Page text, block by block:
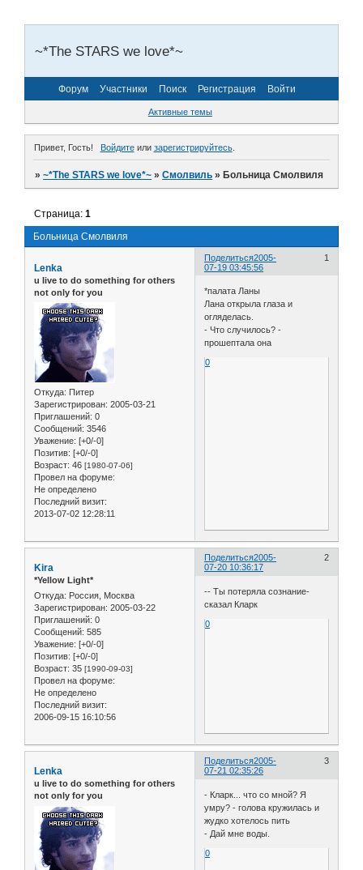
~*The STARS we love*~
Форум Участники Поиск Регистрация Войти
Активные темы
Привет, Гость! Войдитеили зарегистрируйтесь.
»~*The STARS we love*~ »Смолвиль »Больница Смолвиля
Больница Смолвиля
Страница:1
Поделиться 1
2005-
07-19 03:45:56
Lenka
u live to do something for others
not only for you
Откуда: Питер
Зарегистрирован: 2005-03-21
Приглашений: 0
Сообщений: 3546
Уважение: [+0/-0]
Позитив: [+0/-0]
Возраст: 46 [1980-07-06]
Провел на форуме:
Не определено
Последний визит:
2013-07-02 12:28:11
*палата Ланы
Лана открыла глаза и
огляделась.
- Что случилось? -
прошептала она
0
Поделиться 2
2005-
07-20 10:36:17
Kira
*Yellow Light*
Откуда: Россия, Москва
Зарегистрирован: 2005-03-22
Приглашений: 0
Сообщений: 585
Уважение: [+0/-0]
Позитив: [+0/-0]
Возраст: 35 [1990-09-03]
Провел на форуме:
Не определено
Последний визит:
2006-09-15 16:10:56
-- Ты потеряла сознание-
сказал Кларк
0
Поделиться 3
2005-
07-21 02:35:26
Lenka
u live to do something for others
not only for you
- Кларк... что со мной? Я
умру? - голова кружилась и
жудко хотелось пить
- Дай мне воды.
0